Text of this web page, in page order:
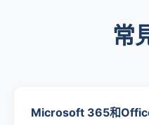
常
Microsoft 365和